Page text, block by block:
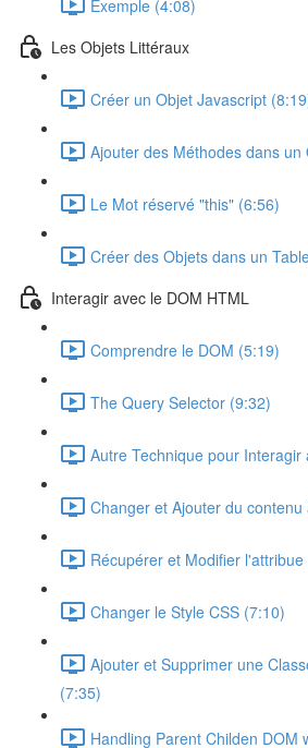
Exemple (4:08)
Les Objets Littéraux
Créer un Objet Javascript
Ajouter des Méthodes dans un
Le Mot réservé "this" (6:56)
Créer des Objets dans un
Interagir avec le DOM HTML
Comprendre le DOM (5:19)
The Query Selector (9:32)
Autre Technique pour Interagir
Changer et Ajouter du
Récupérer et Modifier
Changer le Style CSS (7:10)
Ajouter et Supprimer une
(7:35)
Handling Parent Childen DOM